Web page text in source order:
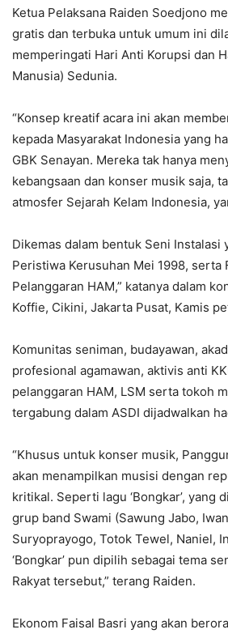
Ketua Pelaksana Raiden Soedjono
gratis dan terbuka untuk umum ini
memperingati Hari Anti Korupsi dan
Manusia) Sedunia.
“Konsep kreatif acara ini akan
kepada Masyarakat Indonesia yang
GBK Senayan. Mereka tak hanya
kebangsaan dan konser musik saja,
atmosfer Sejarah Kelam Indonesia,
Dikemas dalam bentuk Seni Instalasi
Peristiwa Kerusuhan Mei 1998, serta
Pelanggaran HAM,” katanya dalam
Koffie, Cikini, Jakarta Pusat, Kamis
Komunitas seniman, budayawan,
profesional agamawan, aktivis anti
pelanggaran HAM, LSM serta tokoh
tergabung dalam ASDI dijadwalkan
“Khusus untuk konser musik,
akan menampilkan musisi dengan
kritikal. Seperti lagu ‘Bongkar’, yang
grup band Swami (Sawung Jabo,
Suryoprayogo, Totok Tewel, Naniel,
‘Bongkar’ pun dipilih sebagai tema
Rakyat tersebut,” terang Raiden.
Ekonom Faisal Basri yang akan